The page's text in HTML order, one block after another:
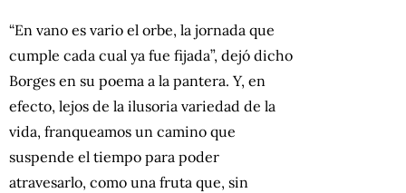
“En vano es vario el orbe, la jornada que
cumple cada cual ya fue fijada”, dejó dicho
Borges en su poema a la pantera. Y, en
efecto, lejos de la ilusoria variedad de la
vida, franqueamos un camino que
suspende el tiempo para poder
atravesarlo, como una fruta que, sin